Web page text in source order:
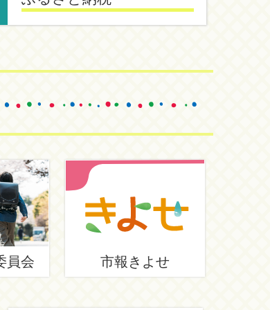
員会 市報きよせ